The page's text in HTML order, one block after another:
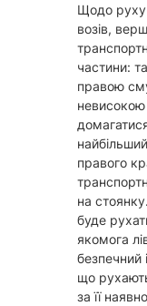
Щодо руху
возів,
частини:
правою
правого
на
буде
якомога
безпечний
що
за її